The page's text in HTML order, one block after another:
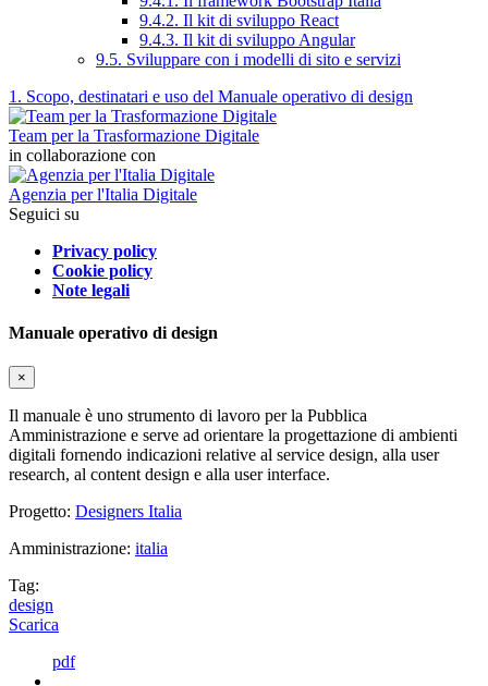
9.4.2. Il kit di sviluppo React
9.4.3. Il kit di sviluppo Angular
9.5. Sviluppare con i modelli di sito e servizi
1. Scopo, destinatari e uso del Manuale operativo di design
Team per la Trasformazione Digitale
in collaborazione con
Agenzia per l'Italia Digitale
Seguici su
Privacy policy
Cookie policy
Note legali
Manuale operativo di design
×
Il manuale è uno strumento di lavoro per la Pubblica
Amministrazione e serve ad orientare la progettazione di ambienti
digitali fornendo indicazioni relative al service design, alla user
research, al content design e alla user interface.
Progetto: Designers Italia
Amministrazione: italia
Tag:
design
Scarica
pdf